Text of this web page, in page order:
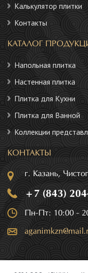
Калькулятор плитки
Контакты
КАТАЛОГ
Напольная плитка
Настенная плитка
Плитка для Кухни
Плитка для Ванной
Коллекции
КОНТАКТЫ
г. Казань,
+7 (843)
Пн-Пт: 10:00 -